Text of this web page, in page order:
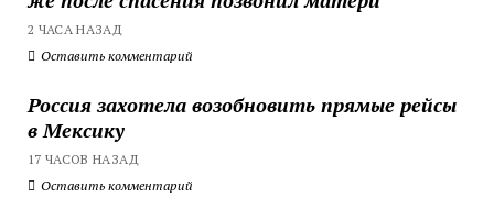
2 ЧАСА НАЗАД
Оставить комментарий
Россия захотела возобновить прямые рейсы
в Мексику
17 ЧАСОВ НАЗАД
Оставить комментарий